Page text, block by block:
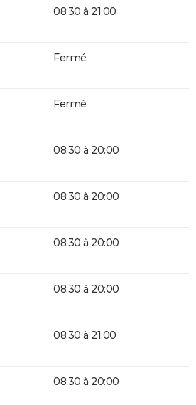
08:30 à 21:00
Fermé
Fermé
08:30 à 20:00
08:30 à 20:00
08:30 à 20:00
08:30 à 20:00
08:30 à 21:00
08:30 à 20:00